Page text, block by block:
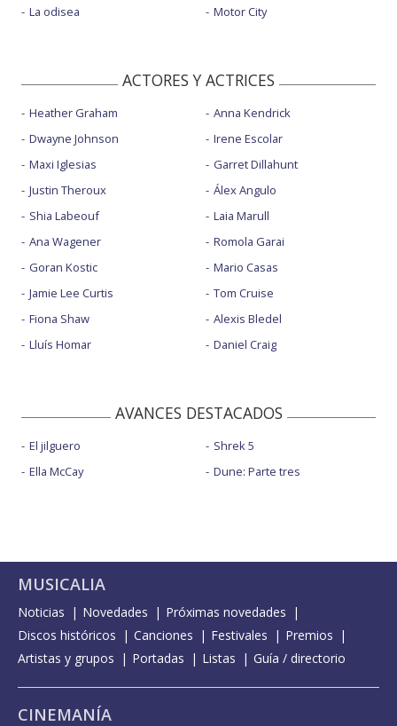
La odisea
Motor City
ACTORES Y ACTRICES
Heather Graham
Dwayne Johnson
Maxi Iglesias
Justin Theroux
Shia Labeouf
Ana Wagener
Goran Kostic
Jamie Lee Curtis
Fiona Shaw
Lluís Homar
Anna Kendrick
Irene Escolar
Garret Dillahunt
Álex Angulo
Laia Marull
Romola Garai
Mario Casas
Tom Cruise
Alexis Bledel
Daniel Craig
AVANCES DESTACADOS
El jilguero
Ella McCay
Shrek 5
Dune: Parte tres
MUSICALIA
Noticias Novedades
Próximas novedades
Discos históricos
Canciones Festivales
Premios
Artistas y grupos
Portadas Listas Guía / directorio
CINEMANÍA